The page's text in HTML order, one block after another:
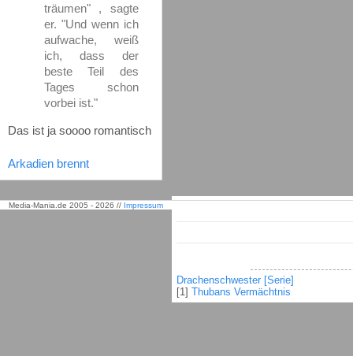
träumen" , sagte
er. "Und wenn ich
aufwache, weiß
ich, dass der
beste Teil des
Tages schon
vorbei ist."
Das ist ja soooo romantisch
Arkadien brennt
Drachenschwester [Serie]
[1] Thubans Vermächtnis
Media-Mania.de 2005 - 2026 // Impressum